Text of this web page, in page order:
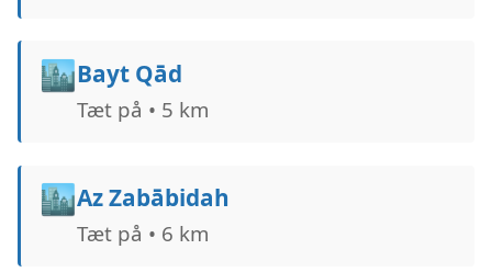
🏙️Bayt Qād
Tæt på • 5 km
🏙️Az Zabābidah
Tæt på • 6 km